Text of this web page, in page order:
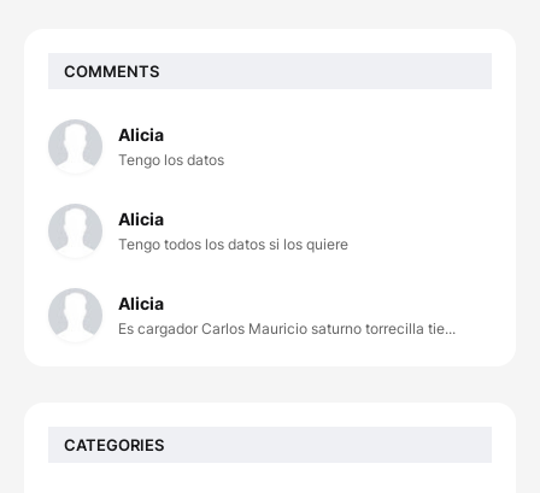
COMMENTS
Alicia
Tengo los datos
Alicia
Tengo todos los datos si los quiere
Alicia
Es cargador Carlos Mauricio saturno torrecilla tie...
CATEGORIES